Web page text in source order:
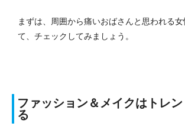
まずは、周囲から痛いおばさんと思われる
て、チェックしてみましょう。
ファッション＆メイクはトレ
る